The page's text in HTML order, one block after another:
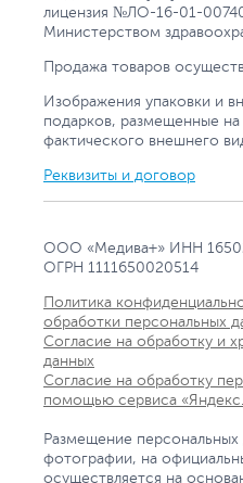
лицензия №ЛО-16-01-
Министерством
Продажа товаров
Изображения упаковки и
подарков, размещенные на
фактического внешнего
Реквизиты и договор
ООО «Медива+» ИНН
ОГРН 1111650020514
Политика
обработки персональных
Согласие на обработку и
данных
Согласие на обработку
помощью сервиса
Размещение персональных
фотографии, на
осуществляется на